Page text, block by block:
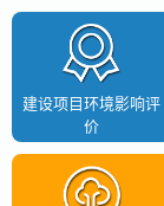
建设项目环境影响评
价